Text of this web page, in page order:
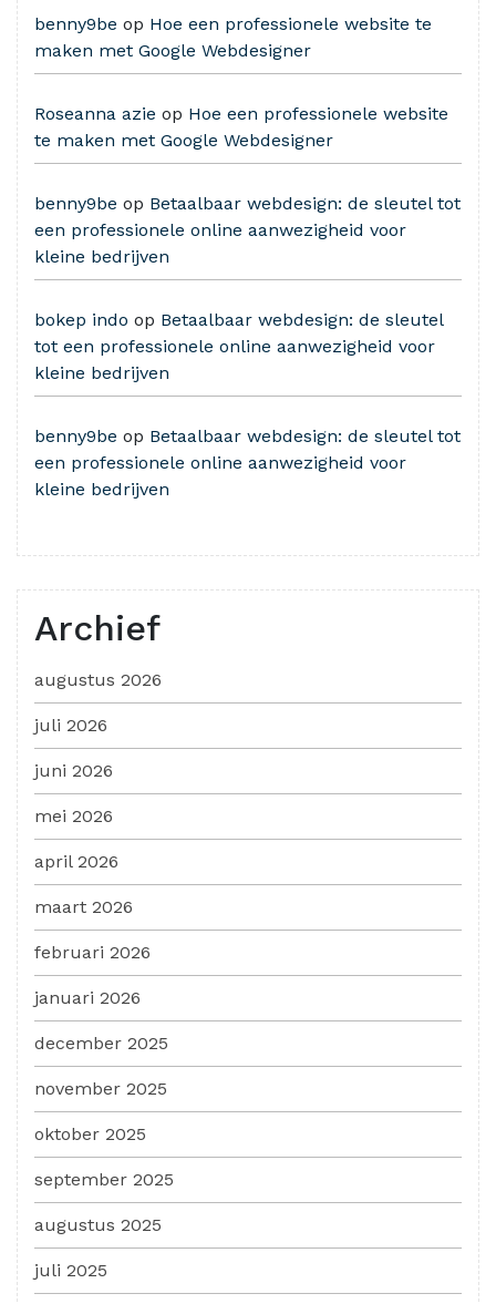
benny9be op Hoe een professionele website te
maken met Google Webdesigner
Roseanna azie op Hoe een professionele website
te maken met Google Webdesigner
benny9be op Betaalbaar webdesign: de sleutel tot
een professionele online aanwezigheid voor
kleine bedrijven
bokep indo op Betaalbaar webdesign: de sleutel
tot een professionele online aanwezigheid voor
kleine bedrijven
benny9be op Betaalbaar webdesign: de sleutel tot
een professionele online aanwezigheid voor
kleine bedrijven
Archief
augustus 2026
juli 2026
juni 2026
mei 2026
april 2026
maart 2026
februari 2026
januari 2026
december 2025
november 2025
oktober 2025
september 2025
augustus 2025
juli 2025